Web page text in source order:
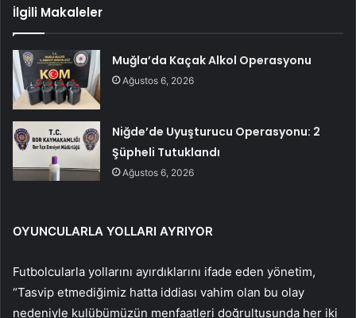
İlgili Makaleler
Muğla’da Kaçak Alkol Operasyonu
Ağustos 6, 2026
Niğde’de Uyuşturucu Operasyonu: 2
Şüpheli Tutuklandı
Ağustos 6, 2026
OYUNCULARLA YOLLARI AYRIYOR
Futbolcularla yollarını ayırdıklarını ifade eden yönetim,
“Tasvip etmediğimiz hatta iddiası vahim olan bu olay
nedeniyle kulübümüzün menfaatleri doğrultusunda her iki